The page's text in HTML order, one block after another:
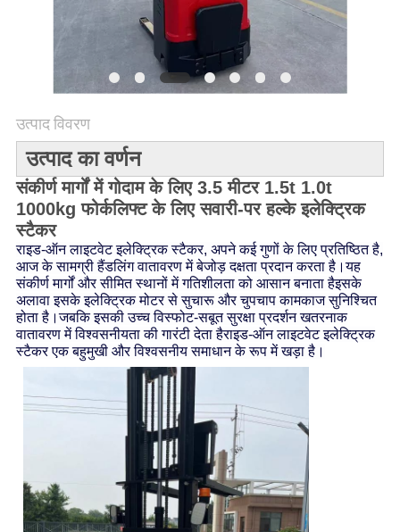
PRIVACY
POLICY
उत्पाद विवरण
उत्पाद का वर्णन
संकीर्ण मार्गों में गोदाम के लिए 3.5 मीटर 1.5t 1.0t
1000kg फोर्कलिफ्ट के लिए सवारी-पर हल्के इलेक्ट्रिक
स्टैकर
राइड-ऑन लाइटवेट इलेक्ट्रिक स्टैकर, अपने कई गुणों के लिए प्रतिष्ठित है,
आज के सामग्री हैंडलिंग वातावरण में बेजोड़ दक्षता प्रदान करता है।यह
संकीर्ण मार्गों और सीमित स्थानों में गतिशीलता को आसान बनाता हैइसके
अलावा इसके इलेक्ट्रिक मोटर से सुचारू और चुपचाप कामकाज सुनिश्चित
होता है।जबकि इसकी उच्च विस्फोट-सबूत सुरक्षा प्रदर्शन खतरनाक
वातावरण में विश्वसनीयता की गारंटी देता हैराइड-ऑन लाइटवेट इलेक्ट्रिक
स्टैकर एक बहुमुखी और विश्वसनीय समाधान के रूप में खड़ा है।